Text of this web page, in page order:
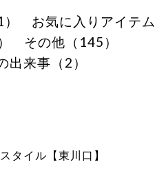
お気に入りアイテム
その他（145）
出来事（2）
タイル【東川口】